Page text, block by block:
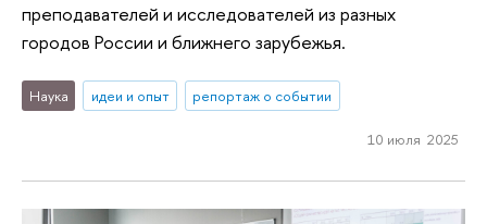
преподавателей и исследователей из разных
городов России и ближнего зарубежья.
Наука идеи и опыт репортаж о событии
10 июля 2025